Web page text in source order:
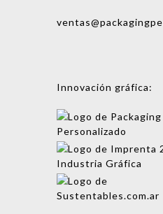
Innovación gráfica: